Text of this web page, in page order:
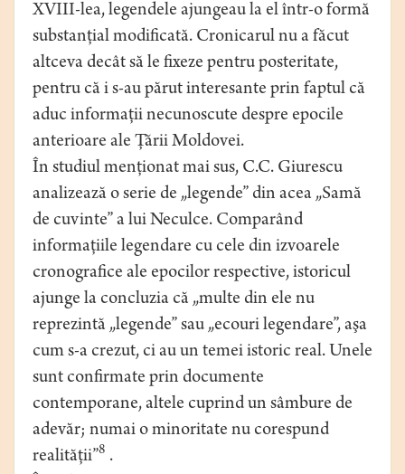
XVIII-lea, legendele ajungeau la el într-o formă
substanţial modificată. Cronicarul nu a făcut
altceva decât să le fixeze pentru posteritate,
pentru că i s-au părut interesante prin faptul că
aduc informaţii necunoscute despre epocile
anterioare ale Ţării Moldovei.
În studiul menţionat mai sus, C.C. Giurescu
analizează o serie de „legende” din acea „Samă
de cuvinte” a lui Neculce. Comparând
informaţiile legendare cu cele din izvoarele
cronografice ale epocilor respective, istoricul
ajunge la concluzia că „multe din ele nu
reprezintă „legende” sau „ecouri legendare”, aşa
cum s-a crezut, ci au un temei istoric real. Unele
sunt confirmate prin documente
contemporane, altele cuprind un sâmbure de
adevăr; numai o minoritate nu corespund
realităţii”8 .